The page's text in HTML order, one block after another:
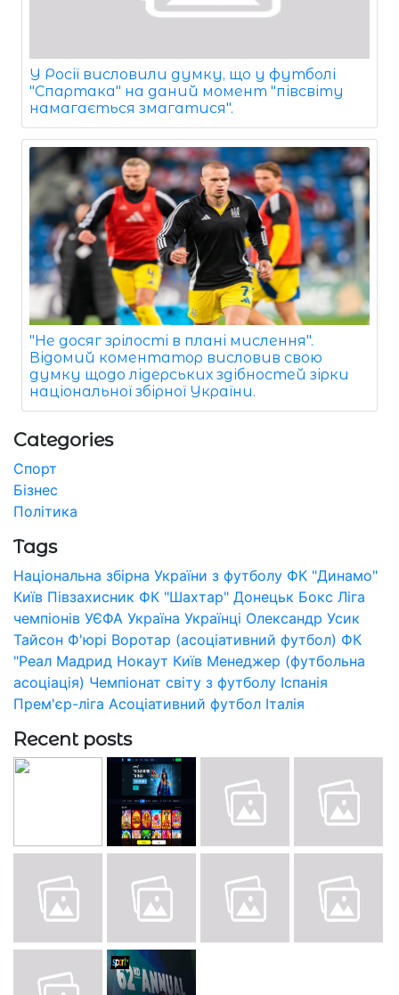
У Росії висловили думку, що у футболі
"Спартака" на даний момент "півсвіту
намагається змагатися".
"Не досяг зрілості в плані мислення".
Відомий коментатор висловив свою
думку щодо лідерських здібностей зірки
національної збірної України.
Categories
Спорт
Бізнес
Політика
Tags
Національна збірна України з футболу ФК "Динамо"
Київ Півзахисник ФК "Шахтар" Донецьк Бокс Ліга
чемпіонів УЄФА Україна Українці Олександр Усик
Тайсон Ф'юрі Воротар (асоціативний футбол) ФК
"Реал Мадрид Нокаут Київ Менеджер (футбольна
асоціація) Чемпіонат світу з футболу Іспанія
Прем'єр-ліга Асоціативний футбол Італія
Recent posts